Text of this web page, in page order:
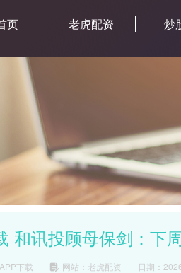
页 老虎配资 炒
和讯投顾母保剑：下
下载 网站：老虎配资 日期：